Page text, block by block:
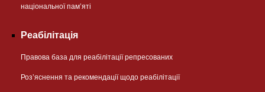
національної памʼяті
Реабілітація
Правова база для реабілітації репресованих
Розʼяснення та рекомендації щодо реабілітації